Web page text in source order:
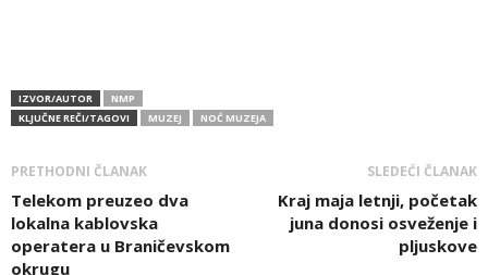
IZVOR/AUTOR
NMP
KLJUČNE REČI/TAGOVI
MUZEJ NOĆ MUZEJA
PRETHODNI ČLANAK
Telekom preuzeo dva
lokalna kablovska
operatera u Braničevskom
okrugu
SLEDEĆI ČLANAK
Kraj maja letnji, početak
juna donosi osveženje i
pljuskove